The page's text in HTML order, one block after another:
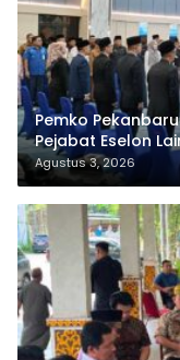
Pemko
Pejabat Eselon
Agustus 3, 2026